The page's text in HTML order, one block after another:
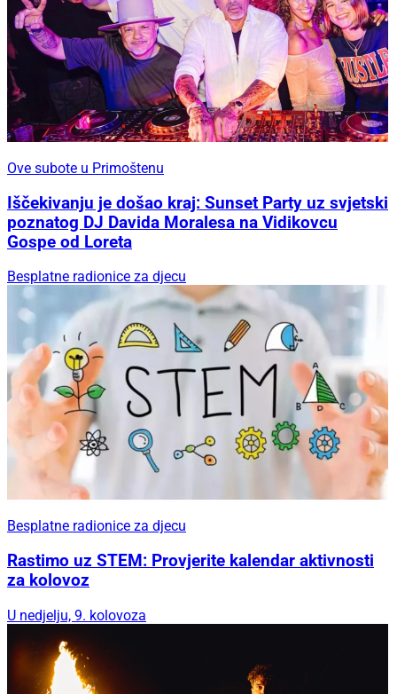
Ove subote u Primoštenu
Iščekivanju je došao kraj: Sunset Party uz svjetski
poznatog DJ Davida Moralesa na Vidikovcu
Gospe od Loreta
Besplatne radionice za djecu
Besplatne radionice za djecu
Rastimo uz STEM: Provjerite kalendar aktivnosti
za kolovoz
U nedjelju, 9. kolovoza